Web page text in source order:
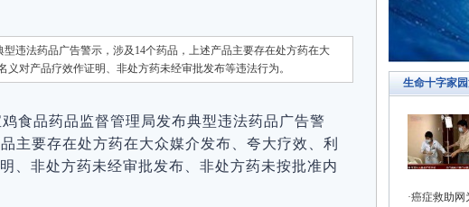
违法药品广告警示，涉及14个药品，上述产品主要存在处方药在大
对产品疗效作证明、非处方药未经审批发布等违法行为。
食品药品监督管理局发布典型违法药品广告警
主要存在处方药在大众媒介发布、夸大疗效、利
、非处方药未经审批发布、非处方药未按批准内
生命十字家
癌症救助网